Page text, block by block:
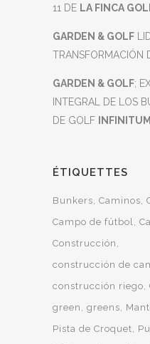
11 DE LA FINCA
GARDEN & GOLF
TRANSFORMACIÓN
GARDEN & GOLF;
INTEGRAL DE LOS
DE GOLF
ÉTIQUETTES
Bunkers Caminos
Campo de fútbol
Construcción
construcción de
construcción riego
green
greens
Pista de Croquet